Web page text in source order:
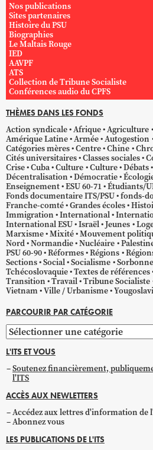
Nos publications
Sites partenaires
Histoire du PSU
Biographies
Le Maltais Rouge
IED
AAVPF
ATS
Collection de Tribune Socialiste
Conférences audio du CPFS
THÈMES DANS LES FONDS
Action syndicale Afrique Agriculture
Amérique Latine Armée Autogestion
Catégories mères Centre Chine
Cités universitaires Classes sociales
Crise Cuba Culture Culture Débats
Décentralisation Démocratie
Enseignement ESU 60-71 Étudiants/
Fonds documentaire ITS/PSU fonds-
Franche-comté Grandes écoles
Immigration International
International ESU Israël Jeunes
Marxisme Mixité Mouvement
Nord Normandie Nucléaire
PSU 60-90 Réformes Régions
Sections Social Socialisme Sorbonne
Tchécoslovaquie Textes de références
Transition Travail Tribune Socialiste
Vietnam Ville / Urbanisme
PARCOURIR PAR CATÉGORIE
Parcourir
par
catégorie
L'ITS ET VOUS
Soutenez financièrement,
l'ITS
ACCÈS AUX NEWLETTERS
Accédez aux lettres d'information de
Abonnez vous
LES PUBLICATIONS DE L'ITS